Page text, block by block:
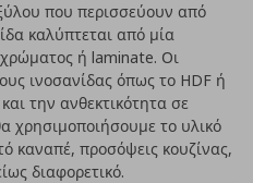
που περισσεύουν από
καλύπτεται από μία
ή laminate. Οι
ινοσανίδας όπως το HDF ή
την ανθεκτικότητα σε
χρησιμοποιήσουμε το υλικό
καναπέ, προσόψεις κουζίνας,
διαφορετικό.